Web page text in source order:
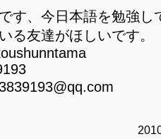
す、今日本語を勉強し
る友達がほしいです。